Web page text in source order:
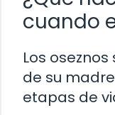
cuando
Los
de su
etapas de